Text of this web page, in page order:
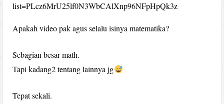
list=PLcz6MrU25lf0N3WbCAlXnp96NFpHpQk3z
Apakah video pak agus selalu isinya matematika?
Sebagian besar math.
Tapi kadang2 tentang lainnya jg
Tepat sekali.